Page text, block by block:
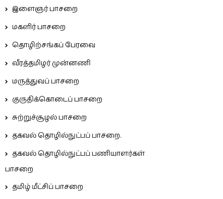
இளைஞர் பாசறை
மகளிர் பாசறை
தொழிற்சங்கப் பேரவை
வீரத்தமிழர் முன்னணி
மருத்துவப் பாசறை
குருதிக்கொடைப் பாசறை
சுற்றுச்சூழல் பாசறை
தகவல் தொழில்நுட்பப் பாசறை.
தகவல் தொழில்நுட்பப் பணியாளர்கள்
பாசறை
தமிழ் மீட்சிப் பாசறை